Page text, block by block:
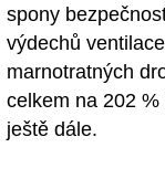
spony
výdechů
marnotratných
celkem na 202
ještě dále.